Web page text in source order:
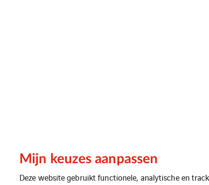
Mijn keuzes aanpassen
Deze website gebruikt functionele, analytische en